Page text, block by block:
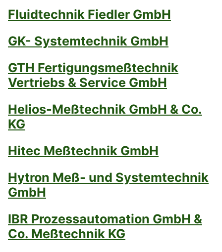
Fluidtechnik Fiedler GmbH
GK- Systemtechnik GmbH
GTH Fertigungsmeßtechnik
Vertriebs & Service GmbH
Helios-Meßtechnik GmbH & Co.
KG
Hitec Meßtechnik GmbH
Hytron Meß- und Systemtechnik
GmbH
IBR Prozessautomation GmbH &
Co. Meßtechnik KG